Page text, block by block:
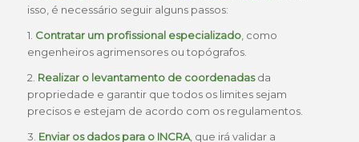
isso, é necessário seguir alguns passos:
1. Contratar um profissional especializado, como
engenheiros agrimensores ou topógrafos.
2. Realizar o levantamento de coordenadasda
propriedade e garantir que todos os limites sejam
precisos e estejam de acordo com os regulamentos.
3. Enviar os dados para o INCRA, que irá validar a